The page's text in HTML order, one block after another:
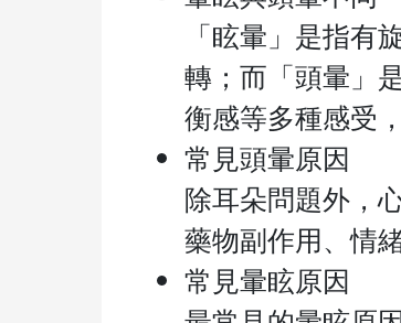
「眩暈」是指有
轉；而「頭暈」
衡感等多種感受
常見頭暈原因
除耳朵問題外，
藥物副作用、情
常見暈眩原因